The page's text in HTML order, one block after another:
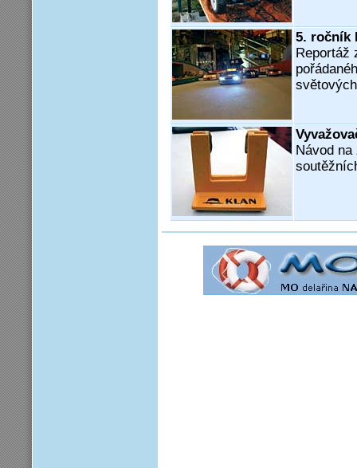
5. ročník
Reportáž
Návod